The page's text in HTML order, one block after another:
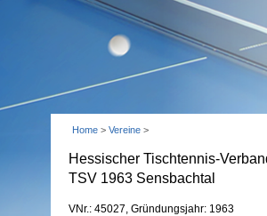
Home > Vereine >
Hessischer Tischtennis-
TSV 1963 Sensbachtal
VNr.: 45027, Gründungsjahr: 1963